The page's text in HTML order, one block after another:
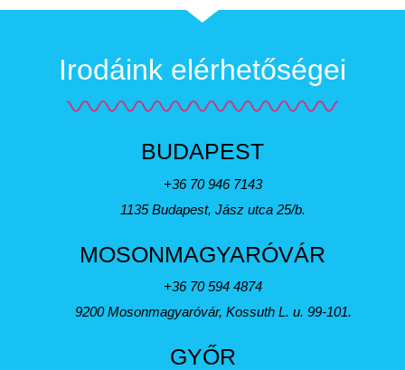
Irodáink elérhetőségei
BUDAPEST
+36 70 946 7143
1135 Budapest, Jász utca 25/b.
MOSONMAGYARÓVÁR
+36 70 594 4874
9200 Mosonmagyaróvár, Kossuth L. u. 99-101.
GYŐR